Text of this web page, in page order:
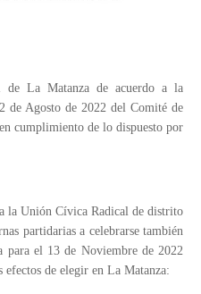
La Matanza de acuerdo a la
de Agosto de 2022 del Comité de
cumplimiento de lo dispuesto por
la Unión Cívica Radical de distrito
partidarias a celebrarse también
el 13 de Noviembre de 2022
de elegir en La Matanza: